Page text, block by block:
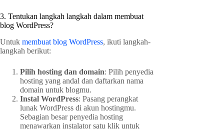
3. Tentukan langkah langkah dalam membuat
blog WordPress?
Untuk membuat blog WordPress, ikuti langkah-
langkah berikut:
Pilih hosting dan domain: Pilih penyedia
hosting yang andal dan daftarkan nama
domain untuk blogmu.
Instal WordPress: Pasang perangkat
lunak WordPress di akun hostingmu.
Sebagian besar penyedia hosting
menawarkan instalator satu klik untuk